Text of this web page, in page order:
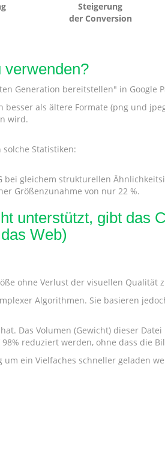
Steigerung
der Conversion
verwenden?
Generation bereitstellen" in Google
als ältere Formate (png und
wird.
Statistiken:
bei gleichem strukturellen
Größenzunahme von nur 22 %.
unterstützt, gibt das
Web)
ohne Verlust der visuellen Qualität
Algorithmen. Sie basieren
Das Volumen (Gewicht) dieser
reduziert werden, ohne dass die
ein Vielfaches schneller geladen